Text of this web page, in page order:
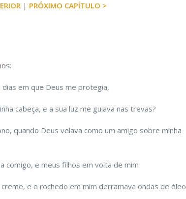
| PRÓXIMO CAPÍTULO >
em que Deus me protegia,
cabeça, e a sua luz me guiava nas trevas?
quando Deus velava como um amigo sobre minha
comigo, e meus filhos em volta de mim
e o rochedo em mim derramava ondas de óleo